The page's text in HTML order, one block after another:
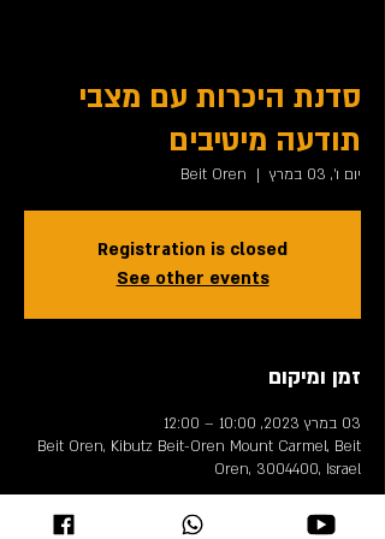
סדנת היכרות עם מצבי
תודעה מיטיבים
יום ו׳, 03 במרץ
  |
Beit Oren
Registration is closed
See other events
זמן ומיקום
03 במרץ 2023, 10:00 – 12:00
Beit Oren, Kibutz Beit-Oren Mount Carmel, Beit
Oren, 3004400, Israel